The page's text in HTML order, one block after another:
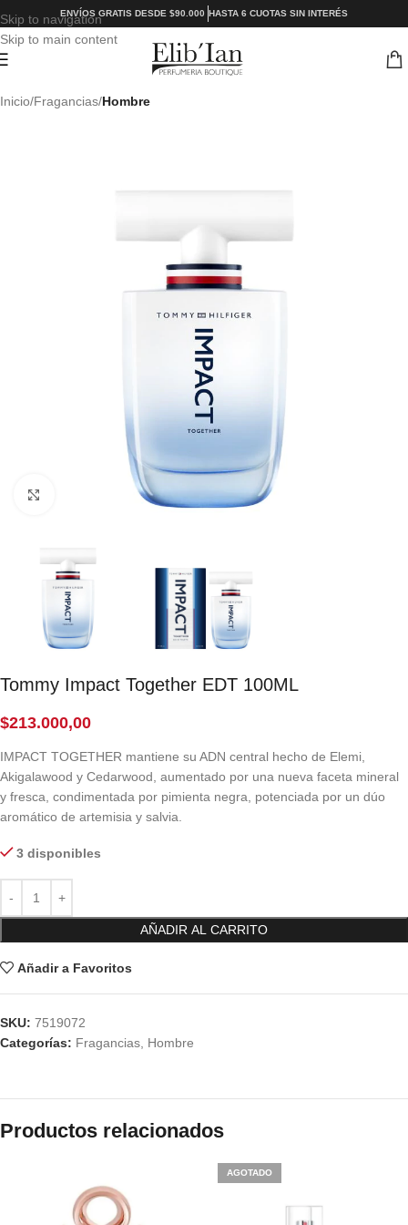
Skip to navigation
Skip to main content
ENVÍOS GRATIS DESDE $90.000 HASTA 6 CUOTAS SIN INTERÉS
Inicio Fragancias Hombre
Click to enlarge
Tommy Impact Together EDT 100ML
$213.000,00
IMPACT TOGETHER mantiene su ADN central hecho de Elemi,
Akigalawood y Cedarwood, aumentado por una nueva faceta mineral
y fresca, condimentada por pimienta negra, potenciada por un dúo
aromático de artemisia y salvia.
3 disponibles
AÑADIR AL CARRITO
Añadir a Favoritos
SKU: 7519072
Categorías: Fragancias, Hombre
Productos relacionados
AGOTADO